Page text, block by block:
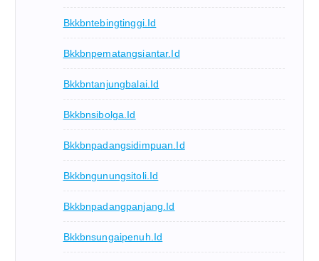
Bkkbntebingtinggi.id
Bkkbnpematangsiantar.id
Bkkbntanjungbalai.id
Bkkbnsibolga.id
Bkkbnpadangsidimpuan.id
Bkkbngunungsitoli.id
Bkkbnpadangpanjang.id
Bkkbnsungaipenuh.id